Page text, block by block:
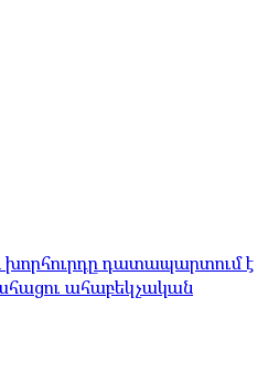
դատապարտում է
ահաբեկչական